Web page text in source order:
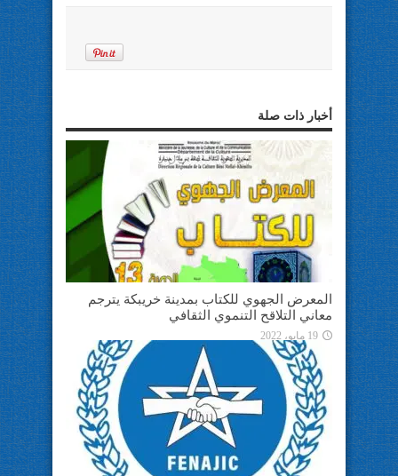
أخبار ذات صلة
المعرض الجهوي للكتاب بمدينة خريبكة يترجم
معاني التلاقح التنموي الثقافي
19 مايو، 2022